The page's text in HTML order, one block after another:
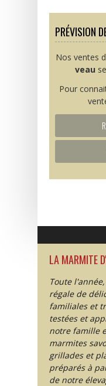
PRÉVISION
Nos ventes
veau
Pour
LA MARMITE
Toute
régale de
familiales et
testées et
notre famille
marmites
grillades et
préparés à
de notre